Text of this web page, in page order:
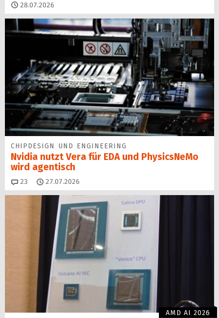
28.07.2026
CHIPDESIGN UND ENGINEERING
Nvidia nutzt Vera für EDA und PhysicsNeMo
wird agentisch
23 Kommentare
27.07.2026
AMD AI 2026